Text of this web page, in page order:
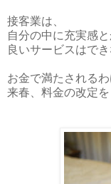
接客業は、
自分の中に充実感
良いサービスはでき
お金で満たされる
来春、料金の改定を